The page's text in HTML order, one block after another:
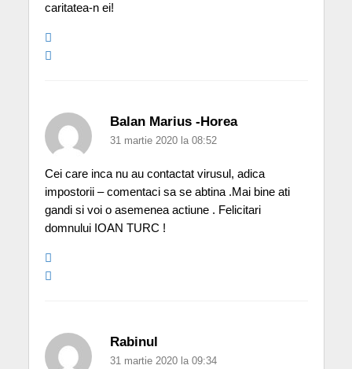
caritatea-n ei!
Balan Marius -Horea
31 martie 2020 la 08:52
Cei care inca nu au contactat virusul, adica
impostorii – comentaci sa se abtina .Mai bine ati
gandi si voi o asemenea actiune . Felicitari
domnului IOAN TURC !
Rabinul
31 martie 2020 la 09:34